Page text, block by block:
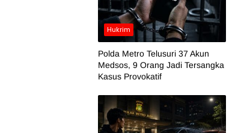
Hukrim
Polda Metro Telusuri 37 Akun
Medsos, 9 Orang Jadi Tersangka
Kasus Provokatif